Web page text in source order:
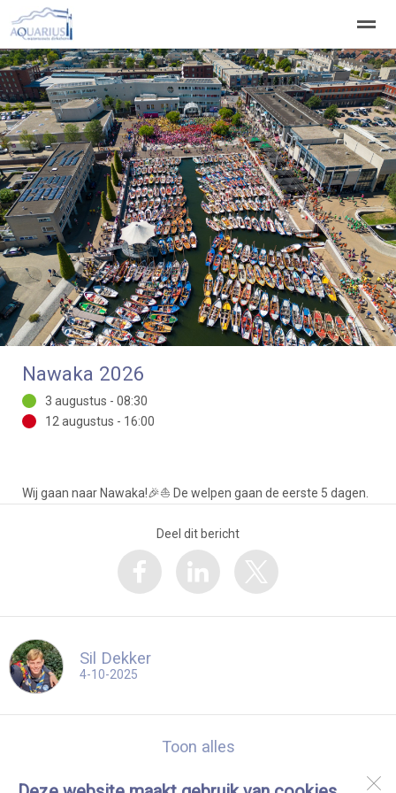
Welkom Welpen Zeeverkenners Wilde vaart
Home Zoeken Vacatures
Nawaka 2026
3 augustus - 08:30
12 augustus - 16:00
Wij gaan naar Nawaka!🎉⛵️ De welpen gaan de eerste 5 dagen.
Deel dit bericht
Sil Dekker
4-10-2025
Toon alles